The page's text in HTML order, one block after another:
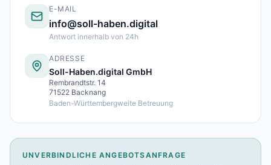
E-MAIL
info@soll-haben.digital
Antwort innerhalb von 24h
ADRESSE
Soll-Haben.digital GmbH
Rembrandtstr. 14
71522 Backnang
Baden-Württembergweite Betreuung
UNVERBINDLICHE ANGEBOTSANFRAGE
Lohnabrechnung Konstanz
Lohnabrechnung Ludwigsburg
Lohnabrechnung Esslingen am Neckar
Finanzbuchhaltung Backnang
Finanzbuchhaltung Stuttgart
Finanzbuchhaltung Heilbronn
Finanzbuchhaltung Karlsruhe
Finanzbuchhaltung Freiburg
Finanzbuchhaltung Heidelberg
Finanzbuchhaltung Ulm